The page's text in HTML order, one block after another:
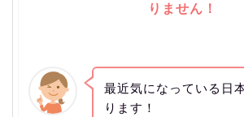
りません！
最近気になっている日
ります！